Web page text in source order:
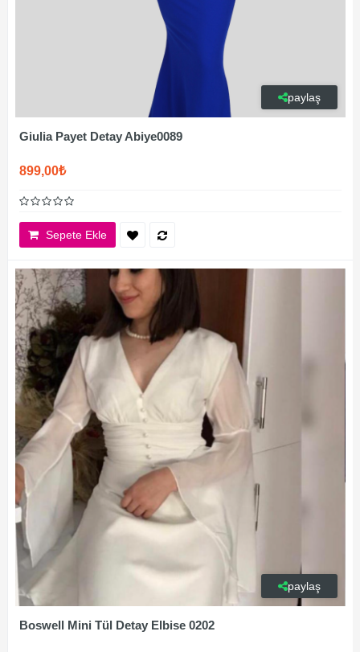
paylaş
Giulia Payet Detay Abiye0089
899,00₺
Sepete Ekle
paylaş
Boswell Mini Tül Detay Elbise 0202